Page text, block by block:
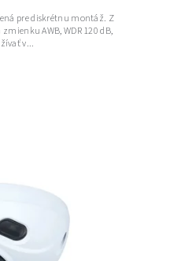
pre diskrétnu montáž. Z
AWB, WDR 120 dB,
v...